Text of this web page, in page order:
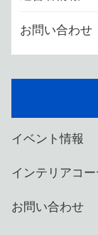
お問い合わせ
イベント情報
インテリアコ
お問い合わせ